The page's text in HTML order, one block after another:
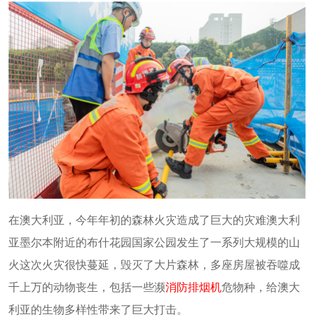
在澳大利亚，今年年初的森林火灾造成了巨大的灾难澳大利
亚墨尔本附近的布什花园国家公园发生了一系列大规模的山
火这次火灾很快蔓延，毁灭了大片森林，多座房屋被吞噬成
千上万的动物丧生，包括一些濒消防排烟机危物种，给澳大
利亚的生物多样性带来了巨大打击。